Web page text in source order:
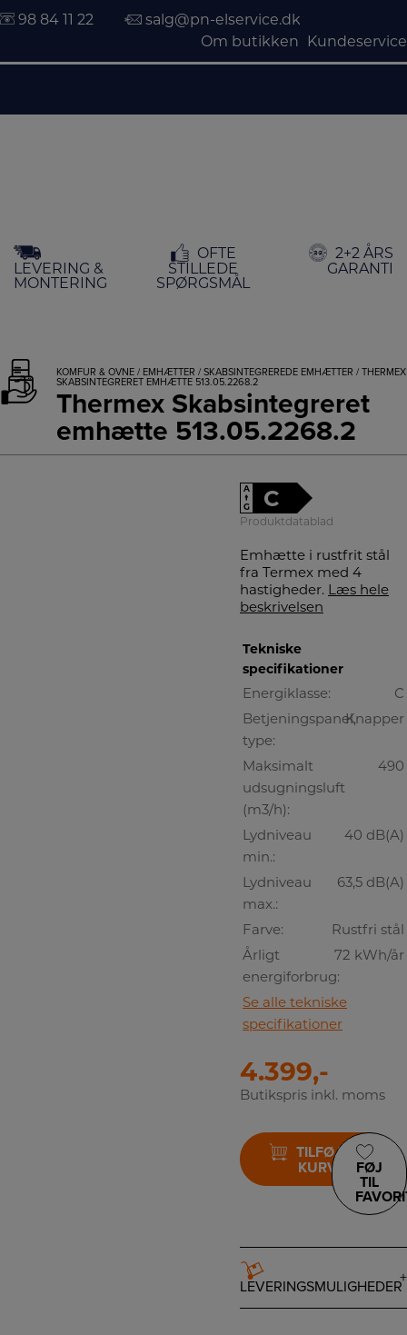
indholdet
98 84 11 22
salg@pn-elservice.dk
Om butikken
Kundeservice
LEVERING &
MONTERING
OFTE
STILLEDE
SPØRGSMÅL
2+2 ÅRS
GARANTI
KOMFUR & OVNE / EMHÆTTER / SKABSINTEGREREDE EMHÆTTER / THERMEX
SKABSINTEGRERET EMHÆTTE 513.05.2268.2
Thermex Skabsintegreret
emhætte 513.05.2268.2
A
↑
G
C
Produktdatablad
Emhætte i rustfrit stål
fra Termex med 4
hastigheder. Læs hele
beskrivelsen
Tekniske
specifikationer
Energiklasse:
C
Betjeningspanel,
type:
Knapper
Maksimalt
udsugningsluft
(m3/h):
490
Lydniveau
min.:
40 dB(A)
Lydniveau
max.:
63,5 dB(A)
Farve:
Rustfri stål
Årligt
energiforbrug:
72 kWh/år
Se alle tekniske
specifikationer
4.399,-
Butikspris inkl. moms
TILFØJ TIL
KURV
FØJ
TIL
LEVERINGSMULIGHEDER